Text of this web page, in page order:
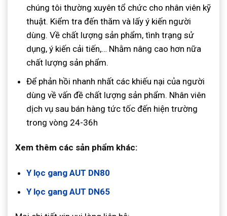
chúng tôi thường xuyên tổ chức cho nhân viên kỹ
thuật. Kiểm tra đến thăm và lấy ý kiến ​​người
dùng. Về chất lượng sản phẩm, tình trạng sử
dụng, ý kiến ​​cải tiến,… Nhằm nâng cao hơn nữa
chất lượng sản phẩm.
Để phản hồi nhanh nhất các khiếu nại của người
dùng về vấn đề chất lượng sản phẩm. Nhân viên
dịch vụ sau bán hàng tức tốc đến hiện trường
trong vòng 24-36h
Xem thêm các sản phẩm khác:
Y lọc gang AUT DN80
Y lọc gang AUT DN65